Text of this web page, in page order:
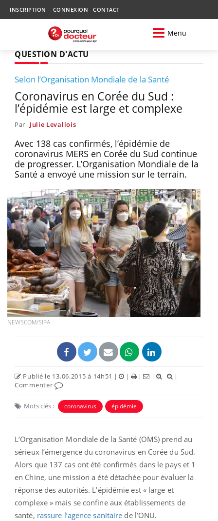
INSCRIPTION CONNEXION CONTACT
Menu
QUESTION D'ACTU
Selon l’Organisation Mondiale de la Santé
Coronavirus en Corée du Sud :
l’épidémie est large et complexe
Par Julie Levallois
Avec 138 cas confirmés, l’épidémie de
coronavirus MERS en Corée du Sud continue
de progresser. L’Organisation Mondiale de la
Santé a envoyé une mission sur le terrain.
NEWSCOM/SIPA
Publié le 13.06.2015 à 14h51 | | | |
|
Commenter
Mots clés : coronavirus épidémie
L’Organisation Mondiale de la Santé (OMS) prend au
sérieux l’émergence du coronavirus en Corée du Sud.
Alors que 137 cas ont été confirmés dans le pays et 1
en Chine, une mission a été détachée pour évaluer la
réponse des autorités. L’épidémie est « large et
complexe » mais se confine aux établissements de
santé, rassure l’agence sanitaire de l’ONU.